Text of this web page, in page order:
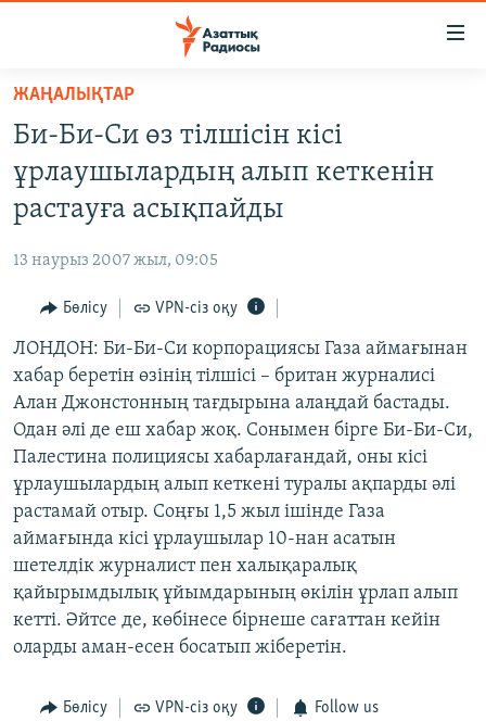
Skip
main
content
Skip
to
main
Navigation
Search
AZATTYQTV
АДАМ ҚҰҚЫҚТАРЫ
ӘЛЕУМЕТ
ӘЛЕМ
АРНАЙЫ ЖОБАЛАР
Русский
ЖАЗЫЛЫҢЫЗ
Басқа тілдерде
ЖАҢАЛЫҚТАР
Би-Би-Си өз тілшісін кісі
ұрлаушылардың алып кеткенін
растауға асықпайды
13 наурыз 2007 жыл, 09:05
Бөлісу VPN-сіз оқу
ЛОНДОН: Би-Би-Си корпорациясы Газа аймағынан
хабар беретін өзінің тілшісі – британ журналисі
Алан Джонстонның тағдырына алаңдай бастады.
Одан әлі де еш хабар жоқ. Сонымен бірге Би-Би-Си,
Палестина полициясы хабарлағандай, оны кісі
ұрлаушылардың алып кеткені туралы ақпарды әлі
растамай отыр. Соңғы 1,5 жыл ішінде Газа
аймағында кісі ұрлаушылар 10-нан асатын
шетелдік журналист пен халықаралық
қайырымдылық ұйымдарының өкілін ұрлап алып
кетті. Әйтсе де, көбінесе бірнеше сағаттан кейін
оларды аман-есен босатып жіберетін.
Бөлісу VPN-сіз оқу Follow us